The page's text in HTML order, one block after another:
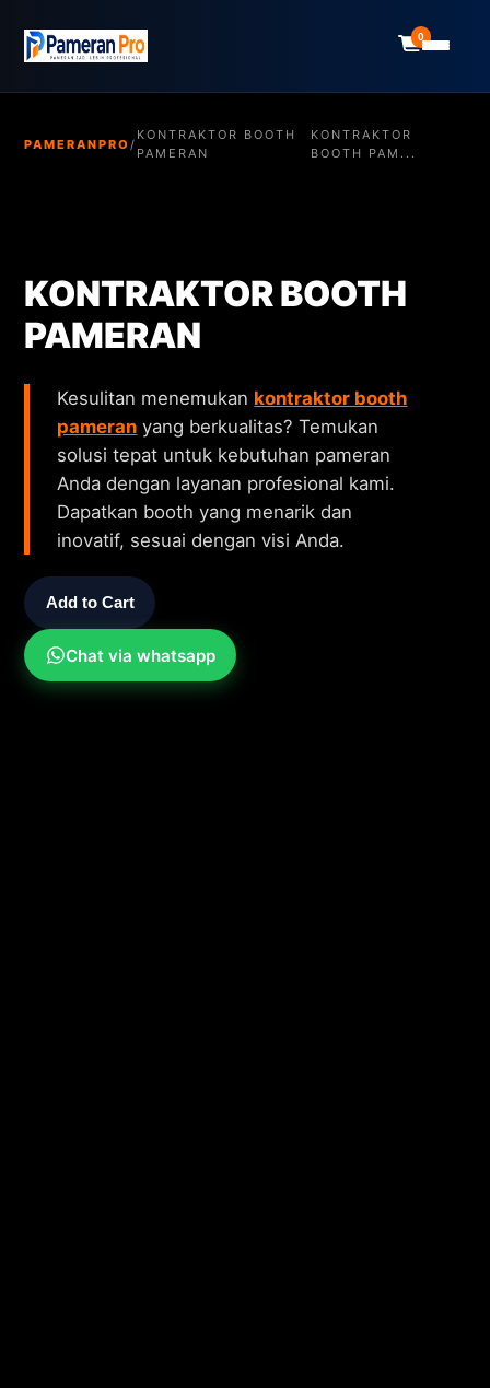
0
PAMERANPRO /
KONTRAKTOR BOOTH
PAMERAN
KONTRAKTOR
BOOTH PAM...
KONTRAKTOR BOOTH
PAMERAN
Kesulitan menemukan kontraktor booth
pameran yang berkualitas? Temukan
solusi tepat untuk kebutuhan pameran
Anda dengan layanan profesional kami.
Dapatkan booth yang menarik dan
inovatif, sesuai dengan visi Anda.
Add to Cart
Chat via whatsapp